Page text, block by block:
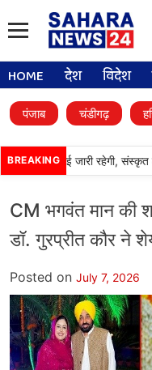
HOME देश विदेश
पंजाब चंडीगढ़
BREAKINGकी पढ़ाई जारी रहेगी, संस्कृत
CM भगवंत मान की
डॉ. गुरप्रीत कौर ने
Posted on July 7, 2026